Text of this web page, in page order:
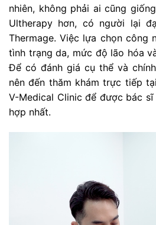
nhiên, không phải ai cũng
Ultherapy hơn, có người lại
Thermage. Việc lựa chọn công
tình trạng da, mức độ lão hóa
Để có đánh giá cụ thể và
nên đến thăm khám trực tiếp
V-Medical Clinic để được bác
hợp nhất.